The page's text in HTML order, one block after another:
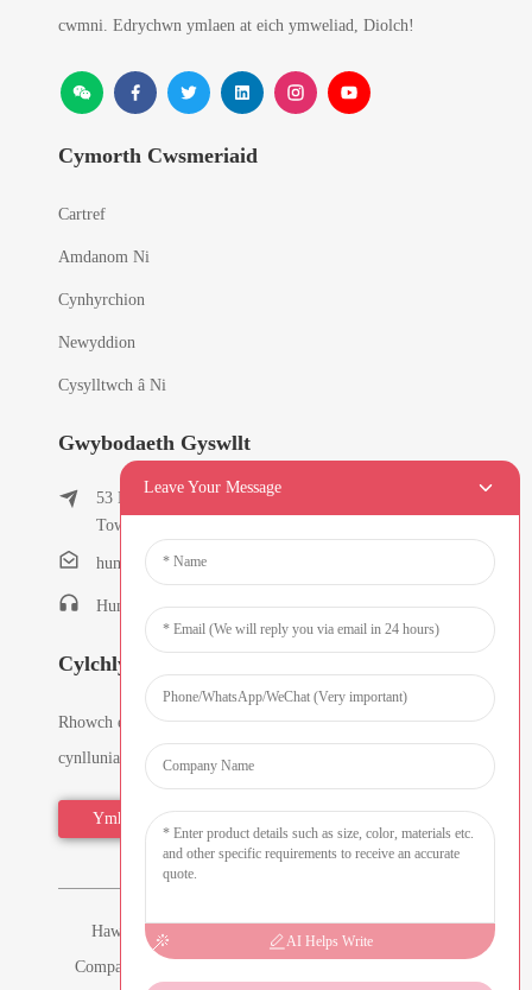
cwmni. Edrychwn ymlaen at eich ymweliad, Diolch!
Cymorth Cwsmeriaid
Cartref
Amdanom Ni
Cynhyrchion
Newyddion
Cysylltwch â Ni
Gwybodaeth Gyswllt
53 East Chunfeng Road, Tielukeng Village, Qishi
Town, Dongguan, Guangdong, China
humanlu@foxmail.com
Humanlu:+86-15818288461
Cylchlythyrau
Rhowch eich cyfeiriad e-bost a byddwn yn anfon y
cynlluniau gwybodaeth diweddaraf atoch.
Ymholiad Nawr
Hawlfraint © 2026 Dongguan Hmflowers Industrial
Company Limited Cedwir Pob Hawl - -
Leave Your Message
AI Helps Write